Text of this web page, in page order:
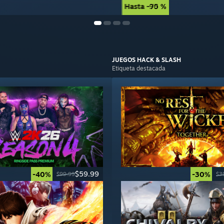
Hasta -75 %
Hasta -90 %
-40% $99.99$59.99
JUEGOS HACK & SLASH
Etiqueta destacada
-30%